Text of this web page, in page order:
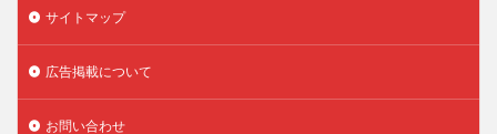
サイトマップ
広告掲載について
お問い合わせ